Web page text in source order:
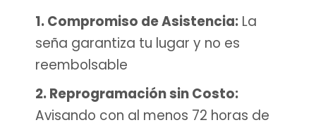
1. Compromiso de Asistencia: La
seña garantiza tu lugar y no es
reembolsable
2. Reprogramación sin Costo:
Avisando con al menos 72 horas de